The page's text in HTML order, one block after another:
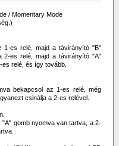
/ Momentary Mode
1-es relé, majd a távirányító "B"
2-es relé, majd a távirányító "A"
relé, és így tovább.
bekapcsol az 1-es relé, még
csinálja a 2-es relével.
gomb nyomva van tartva, a 2-